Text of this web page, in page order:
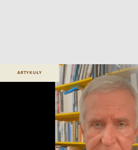
ARTYKUŁY